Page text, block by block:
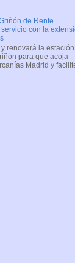
de Renfe
con la
renovará la estación
para que acoja
Madrid y